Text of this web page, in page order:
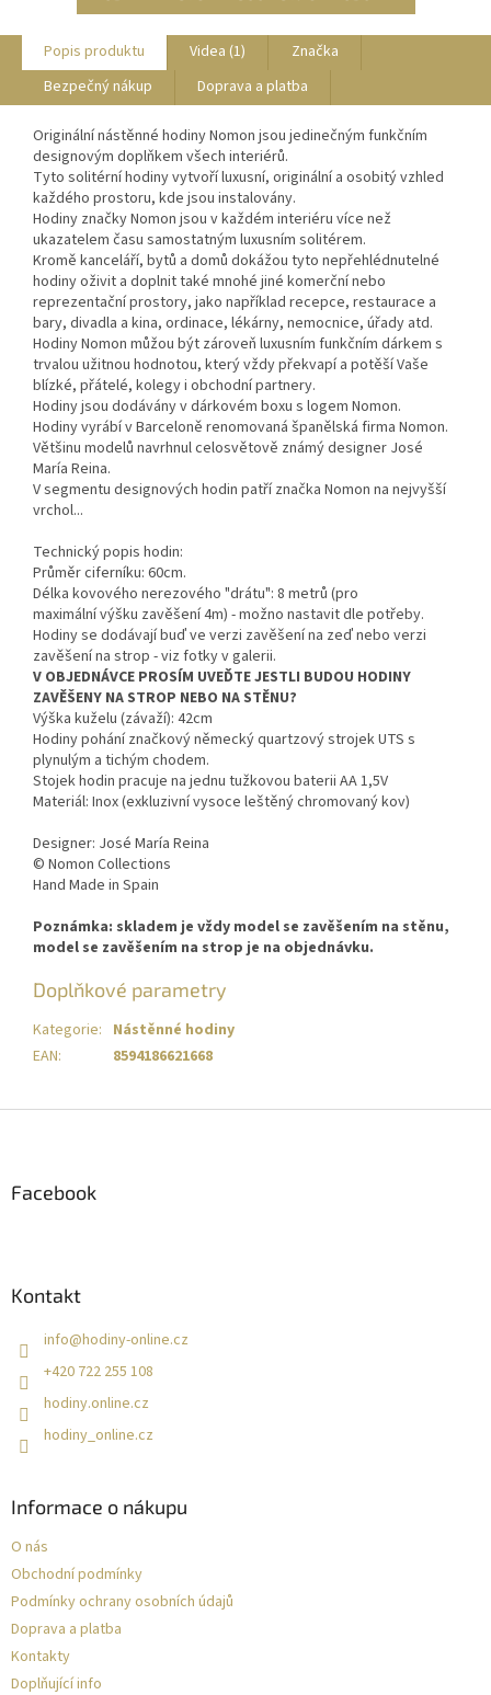
Popis produktu Videa (1)
Značka
Bezpečný nákup
Doprava a platba
Originální nástěnné hodiny Nomon jsou jedinečným funkčním
designovým doplňkem všech interiérů.
Tyto solitérní hodiny vytvoří luxusní, originální a osobitý vzhled
každého prostoru, kde jsou instalovány.
Hodiny značky Nomon jsou v každém interiéru více než
ukazatelem času samostatným luxusním solitérem.
Kromě kanceláří, bytů a domů dokážou tyto nepřehlédnutelné
hodiny oživit a doplnit také mnohé jiné komerční nebo
reprezentační prostory, jako například recepce, restaurace a
bary, divadla a kina, ordinace, lékárny, nemocnice, úřady atd.
Hodiny Nomon můžou být zároveň luxusním funkčním dárkem s
trvalou užitnou hodnotou, který vždy překvapí a potěší Vaše
blízké, přátelé, kolegy i obchodní partnery.
Hodiny jsou dodávány v dárkovém boxu s logem Nomon.
Hodiny vyrábí v Barceloně renomovaná španělská firma Nomon.
Většinu modelů navrhnul celosvětově známý designer José
María Reina.
V segmentu designových hodin patří značka Nomon na nejvyšší
vrchol...
Technický popis hodin:
Průměr ciferníku: 60cm.
Délka kovového nerezového "drátu": 8 metrů (pro
maximální výšku zavěšení 4m) - možno nastavit dle potřeby.
Hodiny se dodávají buď ve verzi zavěšení na zeď nebo verzi
zavěšení na strop - viz fotky v galerii.
V OBJEDNÁVCE PROSÍM UVEĎTE JESTLI BUDOU HODINY
ZAVĚŠENY NA STROP NEBO NA STĚNU?
Výška kuželu (závaží): 42cm
Hodiny pohání značkový německý quartzový strojek UTS s
plynulým a tichým chodem.
Stojek hodin pracuje na jednu tužkovou baterii AA 1,5V
Materiál: Inox (exkluzivní vysoce leštěný chromovaný kov)
Designer: José María Reina
© Nomon Collections
Hand Made in Spain
Poznámka: skladem je vždy model se zavěšením na stěnu,
model se zavěšením na strop je na objednávku.
Doplňkové parametry
Kategorie: Nástěnné hodiny
EAN: 8594186621668
Facebook
Kontakt
info@hodiny-online.cz
+420 722 255 108
hodiny.online.cz
hodiny_online.cz
Informace o nákupu
O nás
Obchodní podmínky
Podmínky ochrany osobních údajů
Doprava a platba
Kontakty
Doplňující info